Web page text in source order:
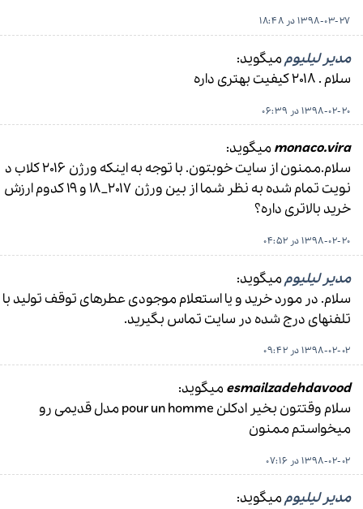
1398-03-27 در 18:48
مدیر لیلیوممیگوید:
سلام . ۲۰۱۸ کیفیت بهتری داره
1398-02-20 در 06:39
monaco.vira میگوید:
سلام.ممنون از سایت خوبتون‌. با توجه به اینکه ورژن ۲۰۱۶ کلاب د
نویت تمام شده به نظر شما از بین ورژن ۲۰۱۷_۱۸ و ۱۹ کدوم ارزش
خرید بالاتری داره؟
1398-02-20 در 04:52
مدیر لیلیوممیگوید:
سلام. در مورد خرید و یا استعلام موجودی عطرهای توقف تولید با
تلفنهای درج شده در سایت تماس بگیرید.
1398-02-02 در 09:42
esmailzadehdavood میگوید:
سلام وقتتون بخیر ادکلن pour un homme مدل قدیمی رو
میخواستم ممنون
1398-02-02 در 07:16
مدیر لیلیوممیگوید: